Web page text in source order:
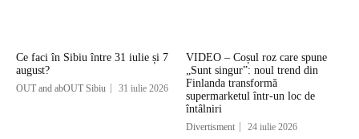
Ce faci în Sibiu între 31 iulie și 7
august?
OUT and abOUT Sibiu 31 iulie 2026
VIDEO – Coșul roz care spune
„Sunt singur”: noul trend din
Finlanda transformă
supermarketul într-un loc de
întâlniri
Divertisment 24 iulie 2026